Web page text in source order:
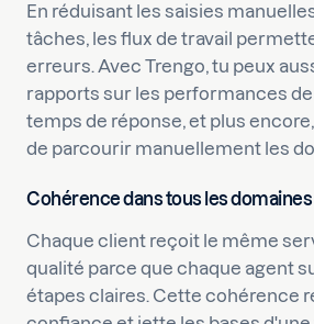
En réduisant les saisies
tâches, les flux de travail
erreurs. Avec Trengo, tu peux
rapports sur les performances de
temps de réponse, et plus
de parcourir manuellement les
Cohérence dans tous les domaines
Chaque client reçoit le même
qualité parce que chaque agent
étapes claires. Cette cohérence